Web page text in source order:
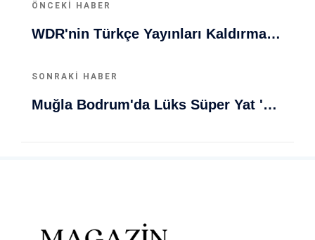
ÖNCEKI HABER
WDR'nin Türkçe Yayınları Kaldırma Planı Endişe Yarattı
SONRAKI HABER
Muğla Bodrum'da Lüks Süper Yat 'Golden Odyssey' Demirledi